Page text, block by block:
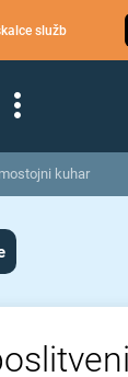
služb
kuhar